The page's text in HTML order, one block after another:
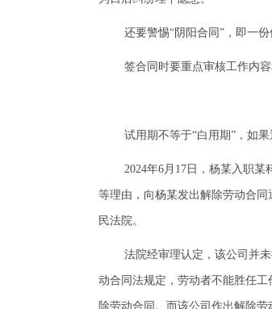
还要警惕“阴阳合同”，即一
签合同时要重点审核工作内
试用期不等于“白用期”，如
2024年6月17日，杨某入职
等理由，向杨某发出解除劳动合
民法院。
法院经审理认定，该公司并
动合同法规定，劳动者不能胜任
除劳动合同。而该公司作出解除